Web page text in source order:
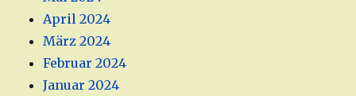
April 2024
März 2024
Februar 2024
Januar 2024